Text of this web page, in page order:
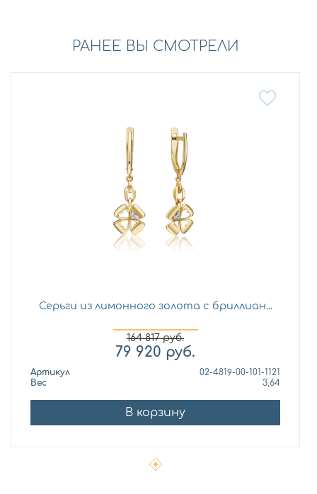
РАНЕЕ ВЫ СМОТРЕЛИ
Серьги из лимонного золота с бриллиан...
164 817руб.
79 920 руб.
Артикул
02-4819-00-101-1121
Вес
3,64
В корзину